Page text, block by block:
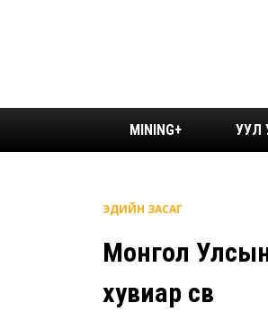
MINING+ УУЛ
ЭДИЙН ЗАСАГ
Монгол
хувиар өсөв